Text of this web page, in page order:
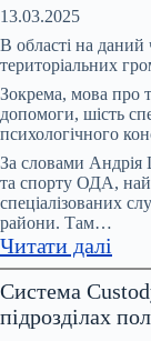
про
13.03.2025
В області на даний
територіальних
Зокрема, мова про
допомоги, шість
психологічного
За словами Андрія
та спорту ОДА,
спеціалізованих
райони. Там…
Читати далі
У
Система
підрозділах